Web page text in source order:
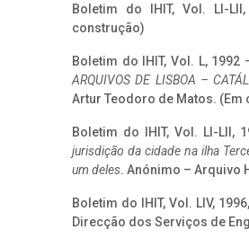
Boletim do IHIT, Vol. LI-
construção)
Boletim do IHIT, Vol. L, 1992
ARQUIVOS DE LISBOA –
Artur Teodoro de Matos. (Em
Boletim do IHIT, Vol. LI-LII,
jurisdição da cidade na ilha
um deles. Anónimo – Arquivo
Boletim do IHIT, Vol. LIV, 1996,
Direcção dos Serviços de